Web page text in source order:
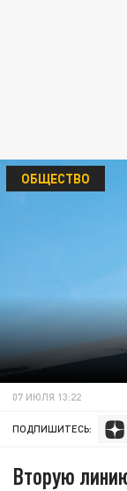
ОБЩЕСТВО
07 ИЮЛЯ 13:22
ПОДПИШИТЕСЬ:
Вторую